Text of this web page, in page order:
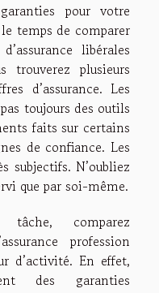
pour votre
temps de comparer
libérales
trouverez plusieurs
d’assurance. Les
toujours des outils
faits sur certains
de confiance. Les
subjectifs. N’oubliez
que par soi-même.
comparez
profession
d’activité. En effet,
des garanties